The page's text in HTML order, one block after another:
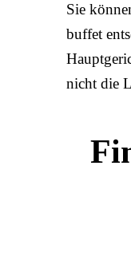
Sie
buffet
nicht die